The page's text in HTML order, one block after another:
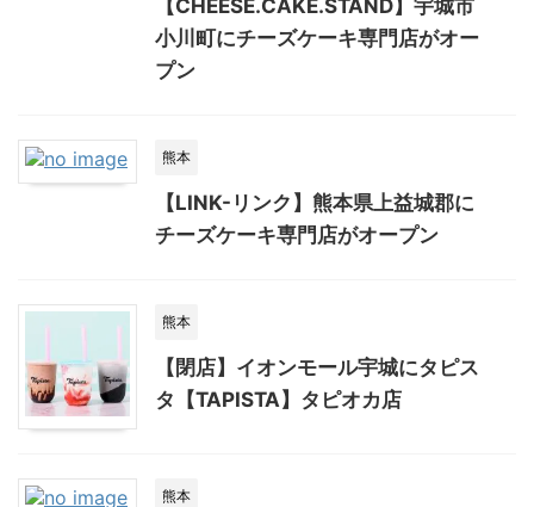
【CHEESE.CAKE.STAND】宇城市
小川町にチーズケーキ専門店がオー
プン
熊本
【LINK-リンク】熊本県上益城郡に
チーズケーキ専門店がオープン
熊本
【閉店】イオンモール宇城にタピス
タ【TAPISTA】タピオカ店
熊本